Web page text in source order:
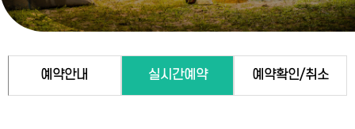
예약안내 실시간예약 예약확인/취소